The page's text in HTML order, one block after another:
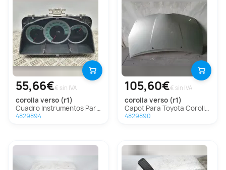
55,66€€ sin IVA
corolla verso (r1)
Cuadro Instrumentos Para Toyota Corolla Verso
4829894
105,60€€ sin IVA
corolla verso (r1)
Capot Para Toyota Corolla Verso
4829890